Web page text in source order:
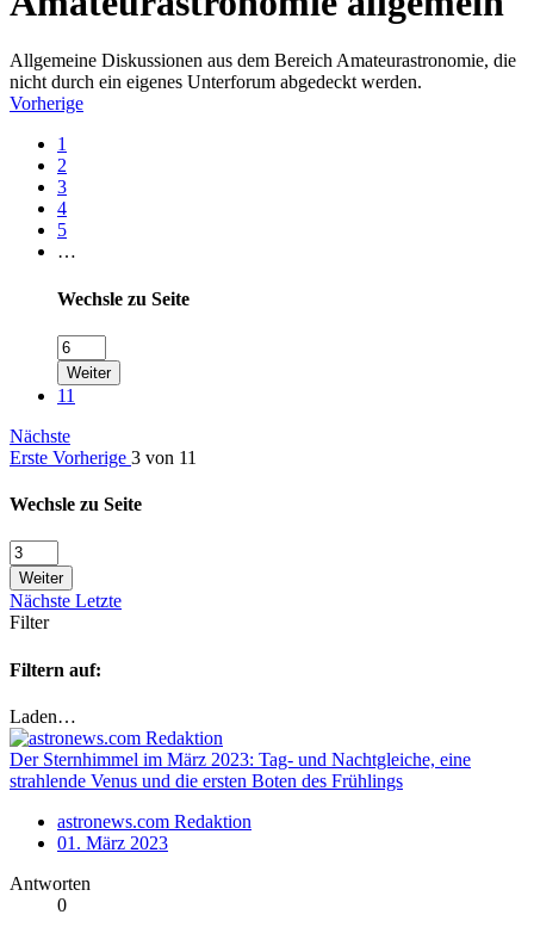
Allgemeine Diskussionen aus dem Bereich Amateurastronomie, die
nicht durch ein eigenes Unterforum abgedeckt werden.
Vorherige
1
2
3
4
5
…
Wechsle zu Seite
Weiter
11
Nächste
Erste Vorherige 3 von 11
Wechsle zu Seite
Weiter
Nächste Letzte
Filter
Filtern auf:
Laden…
Der Sternhimmel im März 2023: Tag- und Nachtgleiche, eine
strahlende Venus und die ersten Boten des Frühlings
astronews.com Redaktion
01. März 2023
Antworten
0